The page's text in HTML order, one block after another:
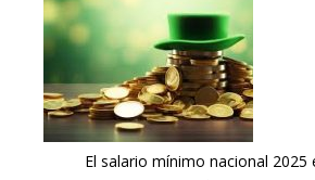
El salario mínimo nacional 2025